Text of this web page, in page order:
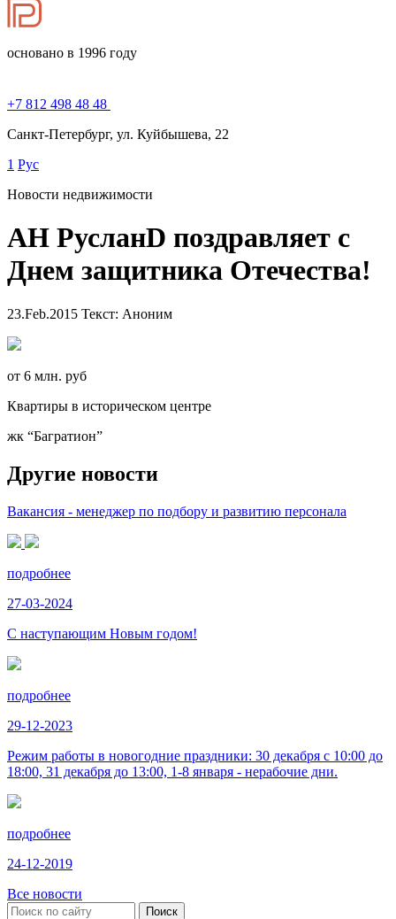
основано в 1996 году
+7 812 498 48 48
Санкт-Петербург, ул. Куйбышева, 22
1 Рус
Новости недвижимости
АН РусланD поздравляет с
Днем защитника Отечества!
23.Feb.2015 Текст: Аноним
от 6 млн. руб
Квартиры в историческом центре
жк “Багратион”
Другие новости
Вакансия - менеджер по подбору и развитию персонала
подробнее
27-03-2024
С наступающим Новым годом!
подробнее
29-12-2023
Режим работы в новогодние праздники: 30 декабря с 10:00 до
18:00, 31 декабря до 13:00, 1-8 января - нерабочие дни.
подробнее
24-12-2019
Все новости